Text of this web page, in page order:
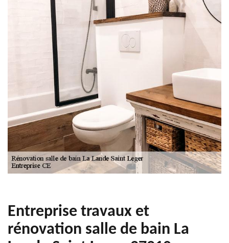
Entreprise travaux et
rénovation salle de bain La